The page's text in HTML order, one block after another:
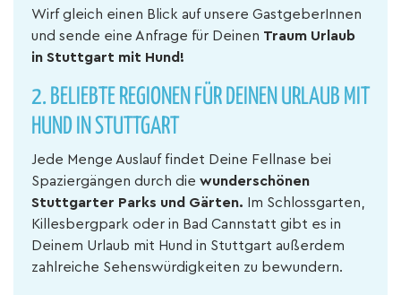
Wirf gleich einen Blick auf unsere GastgeberInnen
und sende eine Anfrage für Deinen Traum Urlaub
in Stuttgart mit Hund!
2. BELIEBTE REGIONEN FÜR DEINEN URLAUB MIT
HUND IN STUTTGART
Jede Menge Auslauf findet Deine Fellnase bei
Spaziergängen durch die wunderschönen
Stuttgarter Parks und Gärten. Im Schlossgarten,
Killesbergpark oder in Bad Cannstatt gibt es in
Deinem Urlaub mit Hund in Stuttgart außerdem
zahlreiche Sehenswürdigkeiten zu bewundern.